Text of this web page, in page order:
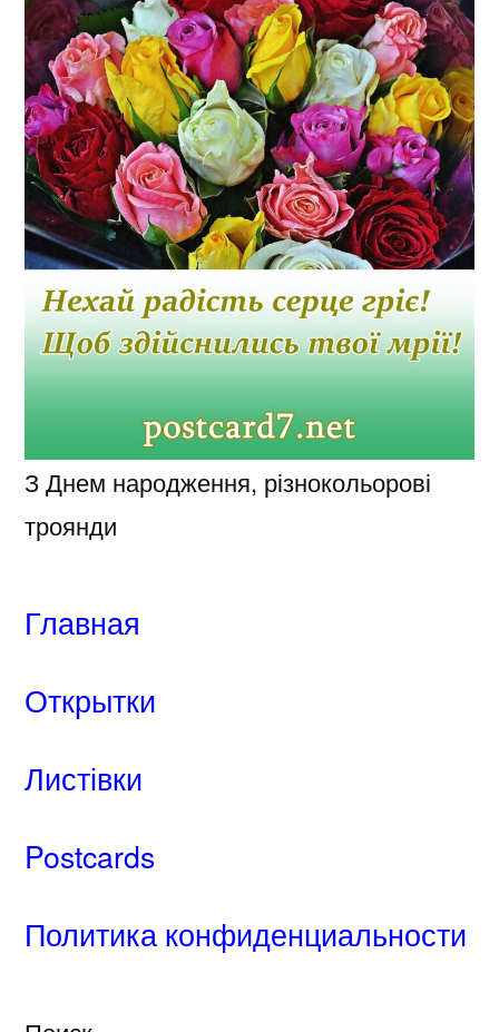
З Днем народження, різнокольорові
троянди
Главная
Открытки
Листівки
Postcards
Политика конфиденциальности